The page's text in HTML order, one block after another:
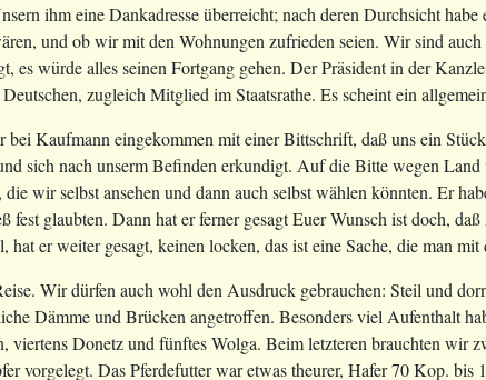
ihm eine Dankadresse überreicht; nach deren Durchsicht
und ob wir mit den Wohnungen zufrieden seien. Wir sind
es würde alles seinen Fortgang gehen. Der Präsident in der
zugleich Mitglied im Staatsrathe. Es scheint ein
Kaufmann eingekommen mit einer Bittschrift, daß uns ein
sich nach unserm Befinden erkundigt. Auf die Bitte wegen
wir selbst ansehen und dann auch selbst wählen könnten. Er
glaubten. Dann hat er ferner gesagt Euer Wunsch ist doch,
er weiter gesagt, keinen locken, das ist eine Sache, die man mit
Wir dürfen auch wohl den Ausdruck gebrauchen: Steil und
Dämme und Brücken angetroffen. Besonders viel Aufenthalt
viertens Donetz und fünftes Wolga. Beim letzteren brauchten wir
vorgelegt. Das Pferdefutter war etwas theurer, Hafer 70 Kop.